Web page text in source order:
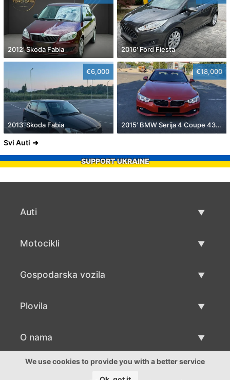
2012' Skoda Fabia 2016' Ford Fiesta
€6,000
2013' Skoda Fabia
€18,000
2015' BMW Serija 4 Coupe 430D
Svi Auti
SUPPORT UKRAINE
Auti
Motocikli
Gospodarska vozila
Plovila
Prodaja plovila
O nama
O nama
We use cookies to provide you with a better service